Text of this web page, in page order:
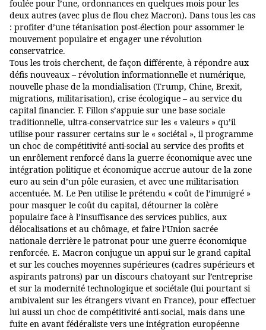
foulée pour l’une, ordonnances en quelques mois pour les
deux autres (avec plus de flou chez Macron). Dans tous les cas
: profiter d’une tétanisation post-élection pour assommer le
mouvement populaire et engager une révolution
conservatrice.
Tous les trois cherchent, de façon différente, à répondre aux
défis nouveaux – révolution informationnelle et numérique,
nouvelle phase de la mondialisation (Trump, Chine, Brexit,
migrations, militarisation), crise écologique – au service du
capital financier. F. Fillon s’appuie sur une base sociale
traditionnelle, ultra-conservatrice sur les « valeurs » qu’il
utilise pour rassurer certains sur le « sociétal », il programme
un choc de compétitivité anti-social au service des profits et
un enrôlement renforcé dans la guerre économique avec une
intégration politique et économique accrue autour de la zone
euro au sein d’un pôle eurasien, et avec une militarisation
accentuée. M. Le Pen utilise le prétendu « coût de l’immigré »
pour masquer le coût du capital, détourner la colère
populaire face à l’insuffisance des services publics, aux
délocalisations et au chômage, et faire l’Union sacrée
nationale derrière le patronat pour une guerre économique
renforcée. E. Macron conjugue un appui sur le grand capital
et sur les couches moyennes supérieures (cadres supérieurs et
aspirants patrons) par un discours chatoyant sur l’entreprise
et sur la modernité technologique et sociétale (lui pourtant si
ambivalent sur les étrangers vivant en France), pour effectuer
lui aussi un choc de compétitivité anti-social, mais dans une
fuite en avant fédéraliste vers une intégration européenne